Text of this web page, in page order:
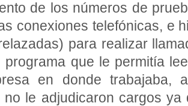
de los números de
conexiones telefónicas, e
para realizar
programa que le permitía
en donde trabajaba,
no le adjudicaron cargos